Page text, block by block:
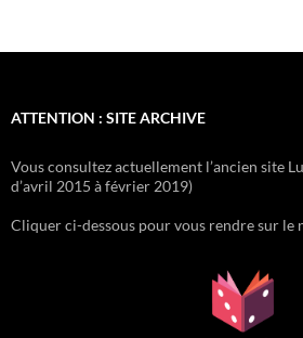
ATTENTION : SITE ARCHIVE
Vous consultez actuellement l’ancien site
d’avril 2015 à février 2019)
Cliquer ci-dessous pour vous rendre sur le